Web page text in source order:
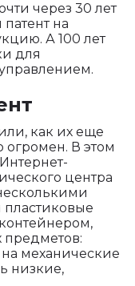
через 30 лет
на
А 100 лет
для
как их еще
огромен. В этом
центра
пластиковые
предметов:
механические
низкие,